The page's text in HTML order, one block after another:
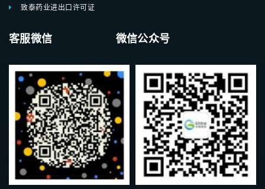
致泰药业进出口许可证
客服微信 微信公众号